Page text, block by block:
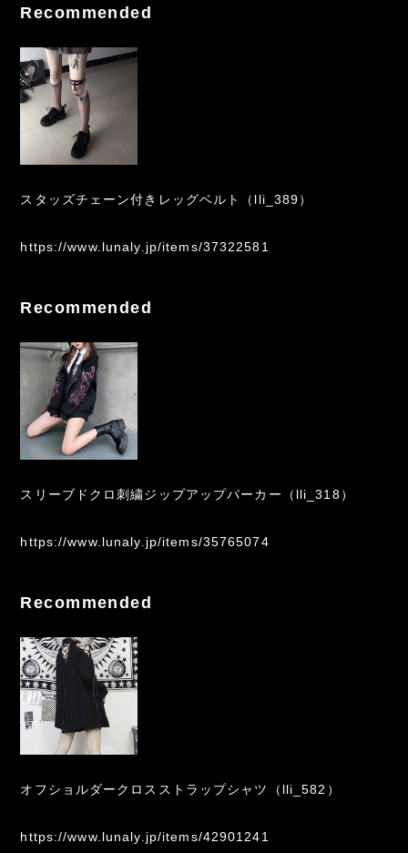
Recommended
スタッズチェーン付きレッグベルト（lli_389）
https://www.lunaly.jp/items/37322581
Recommended
スリーブドクロ刺繍ジップアップパーカー（lli_318）
https://www.lunaly.jp/items/35765074
Recommended
オフショルダークロスストラップシャツ（lli_582）
https://www.lunaly.jp/items/42901241